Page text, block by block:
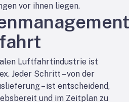
vor ihnen liegen.
Luftfahrtindustrie ist
Jeder Schritt – von der
– ist entscheidend,
und im Zeitplan zu